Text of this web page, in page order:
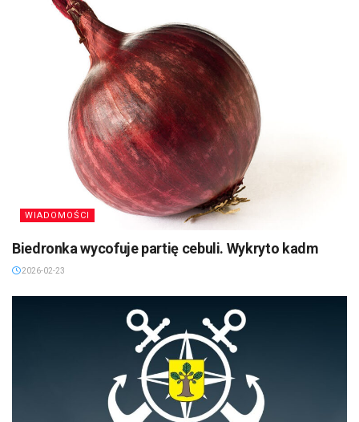
WIADOMOŚCI
Biedronka wycofuje partię cebuli. Wykryto kadm
2026-02-23